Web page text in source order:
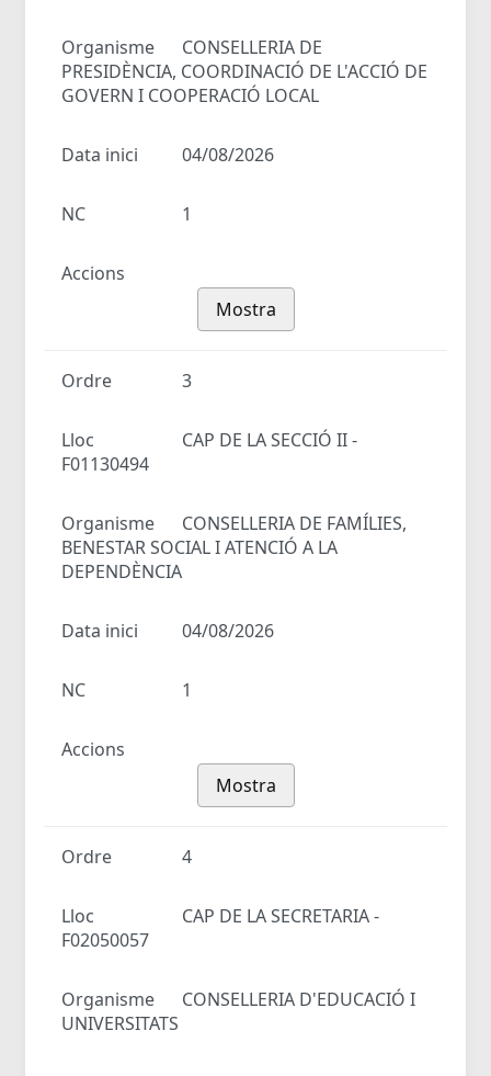
Organisme
CONSELLERIA DE
PRESIDÈNCIA, COORDINACIÓ DE L'ACCIÓ DE
GOVERN I COOPERACIÓ LOCAL
Data inici 04/08/2026
NC 1
Accions
Mostra
Ordre 3
Lloc
CAP DE LA SECCIÓ II -
F01130494
Organisme
CONSELLERIA DE FAMÍLIES,
BENESTAR SOCIAL I ATENCIÓ A LA
DEPENDÈNCIA
Data inici 04/08/2026
NC 1
Accions
Mostra
Ordre 4
Lloc
CAP DE LA SECRETARIA -
F02050057
Organisme
CONSELLERIA D'EDUCACIÓ I
UNIVERSITATS